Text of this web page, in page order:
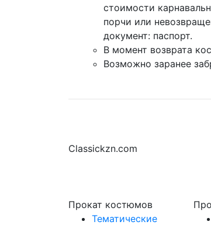
стоимости
порчи или
документ: паспорт.
В момент возврата
Возможно заранее
Classickzn.com
Прокат костюмов
Тематические